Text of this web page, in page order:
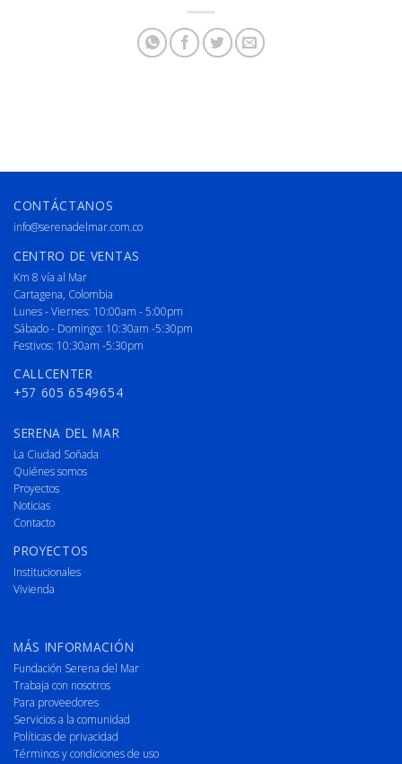
CONTÁCTANOS
info@serenadelmar.com.co
CENTRO DE VENTAS
Km 8 vía al Mar
Cartagena, Colombia
Lunes - Viernes: 10:00am - 5:00pm
Sábado - Domingo: 10:30am -5:30pm
Festivos: 10:30am -5:30pm
CALLCENTER
+57 605 6549654
SERENA DEL MAR
La Ciudad Soñada
Quiénes somos
Proyectos
Noticias
Contacto
PROYECTOS
Institucionales
Vivienda
MÁS INFORMACIÓN
Fundación Serena del Mar
Trabaja con nosotros
Para proveedores
Servicios a la comunidad
Políticas de privacidad
Términos y condiciones de uso